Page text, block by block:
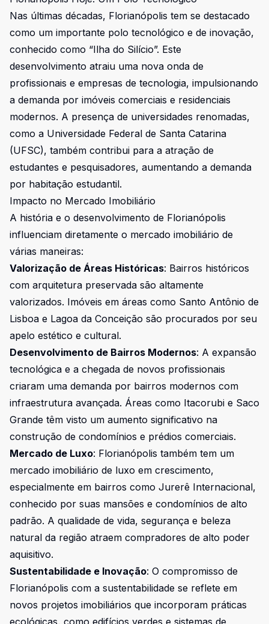
Nas últimas décadas, Florianópolis tem se destacado
como um importante polo tecnológico e de inovação,
conhecido como “Ilha do Silício”. Este
desenvolvimento atraiu uma nova onda de
profissionais e empresas de tecnologia, impulsionando
a demanda por imóveis comerciais e residenciais
modernos. A presença de universidades renomadas,
como a Universidade Federal de Santa Catarina
(UFSC), também contribui para a atração de
estudantes e pesquisadores, aumentando a demanda
por habitação estudantil.
Impacto no Mercado Imobiliário
A história e o desenvolvimento de Florianópolis
influenciam diretamente o mercado imobiliário de
várias maneiras:
Valorização de Áreas Históricas: Bairros históricos
com arquitetura preservada são altamente
valorizados. Imóveis em áreas como Santo Antônio de
Lisboa e Lagoa da Conceição são procurados por seu
apelo estético e cultural.
Desenvolvimento de Bairros Modernos: A expansão
tecnológica e a chegada de novos profissionais
criaram uma demanda por bairros modernos com
infraestrutura avançada. Áreas como Itacorubi e Saco
Grande têm visto um aumento significativo na
construção de condomínios e prédios comerciais.
Mercado de Luxo: Florianópolis também tem um
mercado imobiliário de luxo em crescimento,
especialmente em bairros como Jurerê Internacional,
conhecido por suas mansões e condomínios de alto
padrão. A qualidade de vida, segurança e beleza
natural da região atraem compradores de alto poder
aquisitivo.
Sustentabilidade e Inovação: O compromisso de
Florianópolis com a sustentabilidade se reflete em
novos projetos imobiliários que incorporam práticas
ecológicas, como edifícios verdes e sistemas de